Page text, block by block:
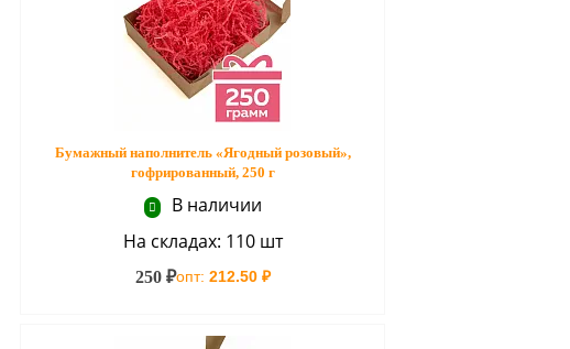
Бумажный наполнитель «Ягодный розовый»,
гофрированный, 250 г
В наличии
На складах: 110 шт
250 ₽опт: 212.50 ₽